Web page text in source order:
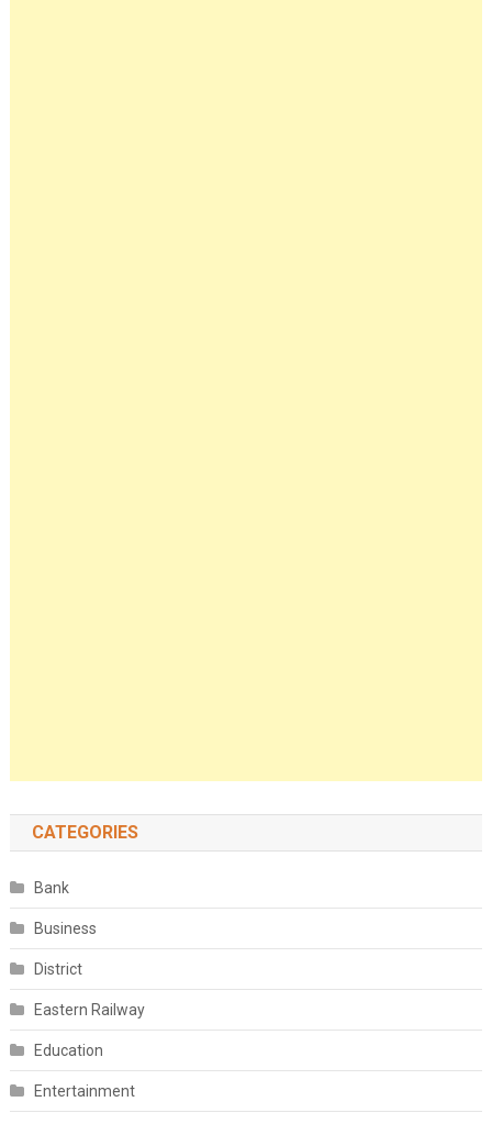
CATEGORIES
Bank
Business
District
Eastern Railway
Education
Entertainment